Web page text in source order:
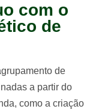
com o
de
de
a partir do
como a criação